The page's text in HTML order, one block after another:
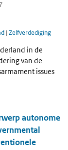
| Zelfverdediging
in de
van de
issues
autonome